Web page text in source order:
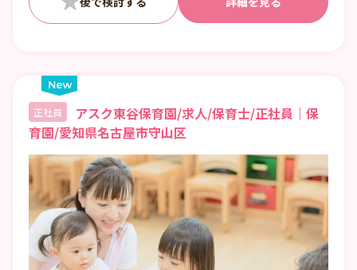
正社員
アスク東谷保育園/求人/保育士/正社員｜保
育園/愛知県名古屋市守山区